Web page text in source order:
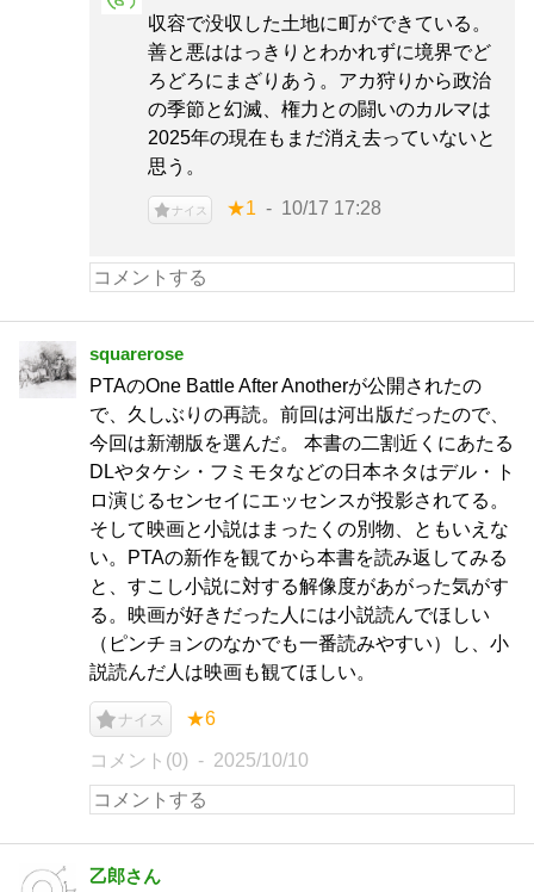
収容で没収した土地に町ができている。
善と悪ははっきりとわかれずに境界でど
ろどろにまざりあう。アカ狩りから政治
の季節と幻滅、権力との闘いのカルマは
2025年の現在もまだ消え去っていないと
思う。
ナイス ★1 10/17 17:28
squarerose
PTAのOne Battle After Anotherが公開されたの
で、久しぶりの再読。前回は河出版だったので、
今回は新潮版を選んだ。 本書の二割近くにあたる
DLやタケシ・フミモタなどの日本ネタはデル・ト
ロ演じるセンセイにエッセンスが投影されてる。
そして映画と小説はまったくの別物、ともいえな
い。PTAの新作を観てから本書を読み返してみる
と、すこし小説に対する解像度があがった気がす
る。映画が好きだった人には小説読んでほしい
（ピンチョンのなかでも一番読みやすい）し、小
説読んだ人は映画も観てほしい。
ナイス ★6
コメント(0) 2025/10/10
乙郎さん